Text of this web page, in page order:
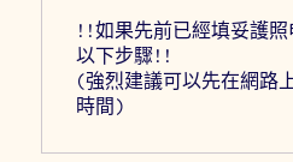
!!如果先前已經填妥護
以下步驟!!
(強烈建議可以先在網路
時間)